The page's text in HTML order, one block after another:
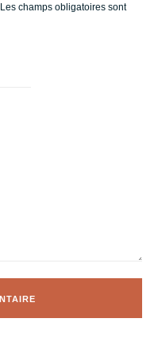
Les champs obligatoires sont